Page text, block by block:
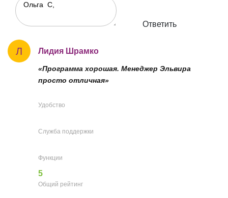
Ответить
Л Лидия Шрамко
«Программа хорошая. Менеджер Эльвира
просто отличная»
Удобство
Служба поддержки
Функции
5
Общий рейтинг